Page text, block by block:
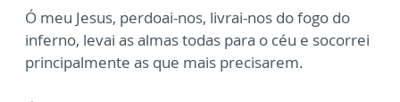
Ó meu Jesus, perdoai-nos, livrai-nos do fogo do
inferno, levai as almas todas para o céu e socorrei
principalmente as que mais precisarem.